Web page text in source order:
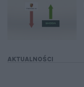
AKTUALNOŚCI